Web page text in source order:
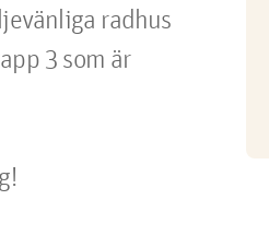
radhus
3 som är